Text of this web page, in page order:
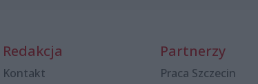
Redakcja
Kontakt
Partnerzy
Praca Szczecin